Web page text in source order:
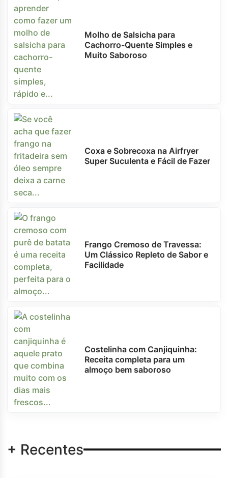
Molho de Salsicha para
Cachorro-Quente Simples e
Muito Saboroso
Coxa e Sobrecoxa na Airfryer
Super Suculenta e Fácil de Fazer
Frango Cremoso de Travessa:
Um Clássico Repleto de Sabor e
Facilidade
Costelinha com Canjiquinha:
Receita completa para um
almoço bem saboroso
+ Recentes